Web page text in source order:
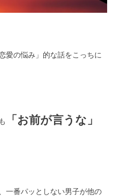
愛の悩み」的な話をこっちに
「お前が言うな」
一番パッとしない男子が他の